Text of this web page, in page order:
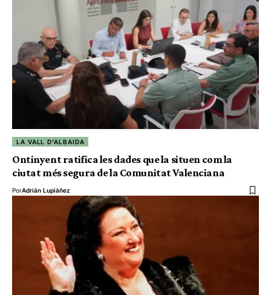
LA VALL D'ALBAIDA
Ontinyent ratifica les dades que la situen com la
ciutat més segura de la Comunitat Valenciana
PorAdrián Lupiáñez